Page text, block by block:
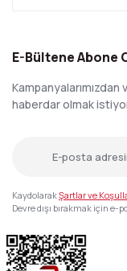
E-Bültene Abone
haberdar olmak
KaydolarakŞartlar ve
Devre dışı bırakmak için e-